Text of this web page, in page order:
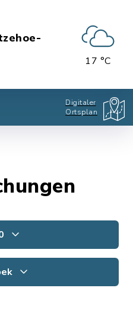
17 °C
Digitaler
Ortsplan